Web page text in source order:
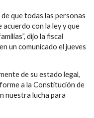
que todas las personas
con la ley y que
dijo la fiscal
un comunicado el jueves
de su estado legal,
a la Constitución de
nuestra lucha para